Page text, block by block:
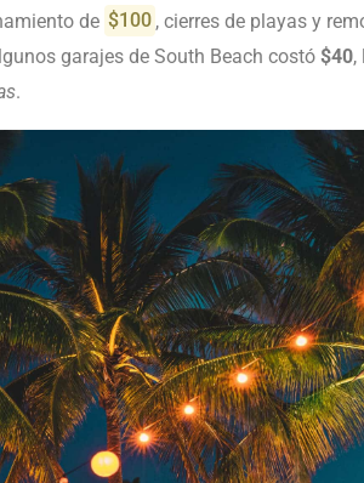
de $100 , cierres de playas y
garajes de South Beach costó $40,
.